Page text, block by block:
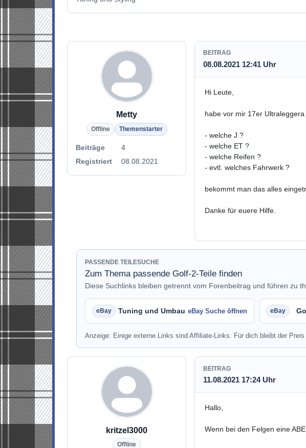
Metty
Offline Themenstarter
Beiträge
4
Registriert
08.08.2021
BEITRAG
08.08.2021 12:41 Uhr
Hi Leute,
habe vor mir 17er
- welche J ?
- welche ET ?
- welche Reifen ?
- evtl. welches Fahrwerk ?
bekommt man das alles
Danke für euere Hilfe.
PASSENDE TEILESUCHE
Zum Thema passende Golf-2-Teile finden
Diese Suchlinks bleiben getrennt vom Forenbeitrag und führen zu
Tuning und Umbau eBay Suche öffnen
Anzeige: Einige externe Links sind Affiliate-Links. Für dich bleibt der Preis
kritzel3000
Offline
BEITRAG
11.08.2021 17:24 Uhr
Hallo,
Wenn bei den Felgen eine